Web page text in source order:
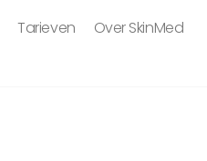
Tarieven
Over SkinMed